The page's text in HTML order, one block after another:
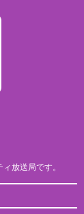
放送局です。